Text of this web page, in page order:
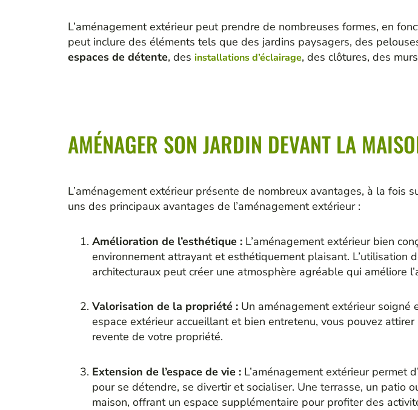
L’aménagement extérieur peut prendre de nombreuses formes, en
peut inclure des éléments tels que des jardins paysagers, des
espaces de détente, des installations d’éclairage, des clôtures, des
AMÉNAGER SON JARDIN DEVANT LA
L’aménagement extérieur présente de nombreux avantages, à la
uns des principaux avantages de l’aménagement extérieur :
Amélioration de l’esthétique : L’aménagement extérieur bien
environnement attrayant et esthétiquement plaisant. L’utilisation
architecturaux peut créer une atmosphère agréable qui améliore
Valorisation de la propriété : Un aménagement extérieur
espace extérieur accueillant et bien entretenu, vous pouvez
revente de votre propriété.
Extension de l’espace de vie : L’aménagement extérieur permet
pour se détendre, se divertir et socialiser. Une terrasse, un patio
maison, offrant un espace supplémentaire pour profiter des